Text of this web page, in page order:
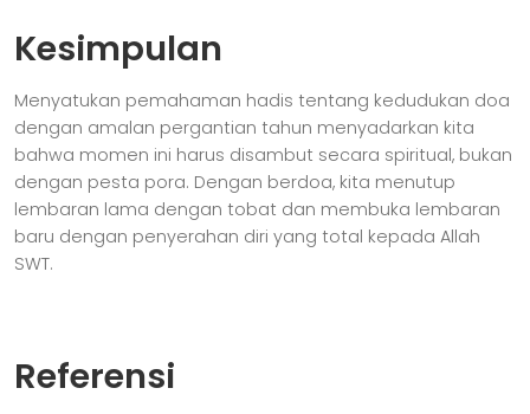
Kesimpulan
Menyatukan pemahaman hadis tentang kedudukan doa
dengan amalan pergantian tahun menyadarkan kita
bahwa momen ini harus disambut secara spiritual, bukan
dengan pesta pora. Dengan berdoa, kita menutup
lembaran lama dengan tobat dan membuka lembaran
baru dengan penyerahan diri yang total kepada Allah
SWT.
Referensi